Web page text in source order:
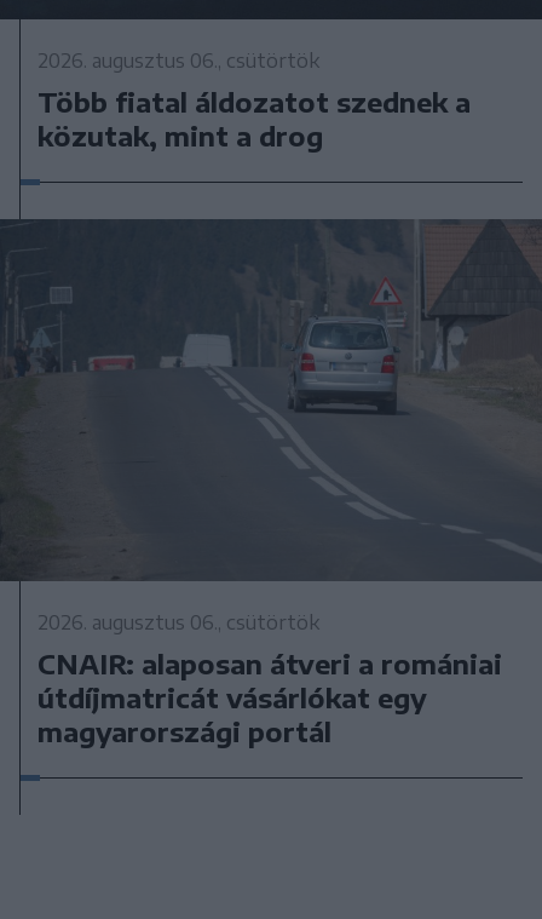
2026. augusztus 06., csütörtök
Több fiatal áldozatot szednek a
közutak, mint a drog
2026. augusztus 06., csütörtök
CNAIR: alaposan átveri a romániai
útdíjmatricát vásárlókat egy
magyarországi portál